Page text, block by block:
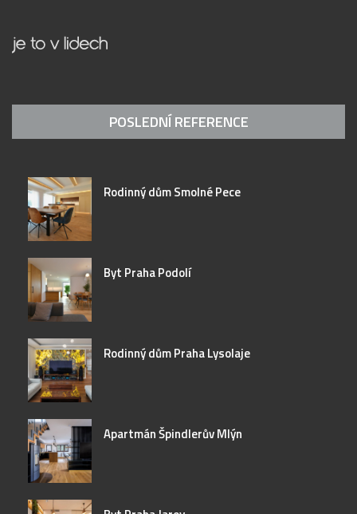
POSLEDNÍ REFERENCE
Rodinný dům Smolné Pece
Byt Praha Podolí
Rodinný dům Praha Lysolaje
Apartmán Špindlerův Mlýn